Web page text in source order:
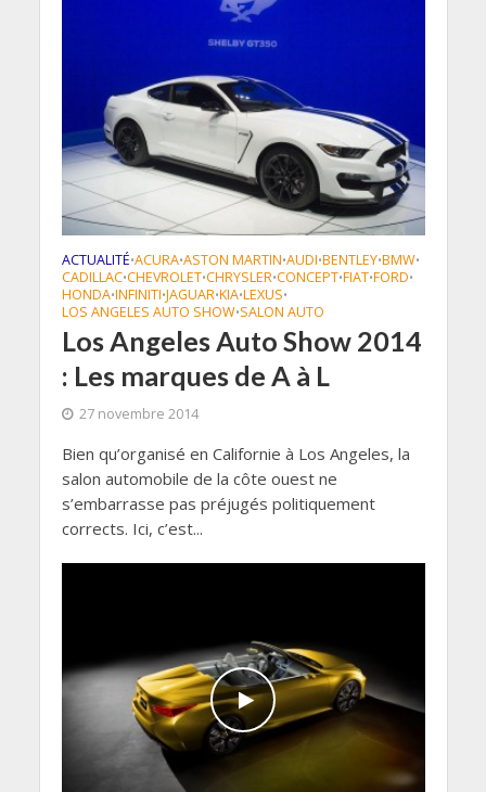
ACTUALITÉ•ACURA•ASTON MARTIN•AUDI•BENTLEY•BMW•
CADILLAC•CHEVROLET•CHRYSLER•CONCEPT•FIAT•FORD•
HONDA•INFINITI•JAGUAR•KIA•LEXUS•
LOS ANGELES AUTO SHOW•SALON AUTO
Los Angeles Auto Show 2014
: Les marques de A à L
27 novembre 2014
Bien qu’organisé en Californie à Los Angeles, la
salon automobile de la côte ouest ne
s’embarrasse pas préjugés politiquement
corrects. Ici, c’est...